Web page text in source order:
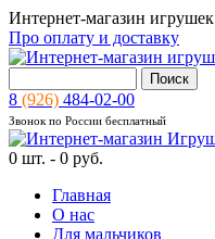
Интернет-магазин игрушек
Про оплату и доставку
8 (926) 484-02-00
Звонок по России бесплатный
0 шт. - 0 руб.
Главная
О нас
Для мальчиков